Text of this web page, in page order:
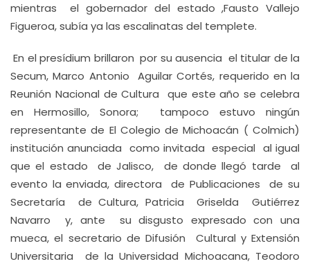
mientras el gobernador del estado ,Fausto Vallejo
Figueroa, subía ya las escalinatas del templete.
En el presídium brillaron por su ausencia el titular de la
Secum, Marco Antonio Aguilar Cortés, requerido en la
Reunión Nacional de Cultura que este año se celebra
en Hermosillo, Sonora; tampoco estuvo ningún
representante de El Colegio de Michoacán ( Colmich)
institución anunciada como invitada especial al igual
que el estado de Jalisco, de donde llegó tarde al
evento la enviada, directora de Publicaciones de su
Secretaría de Cultura, Patricia Griselda Gutiérrez
Navarro y, ante su disgusto expresado con una
mueca, el secretario de Difusión Cultural y Extensión
Universitaria de la Universidad Michoacana, Teodoro